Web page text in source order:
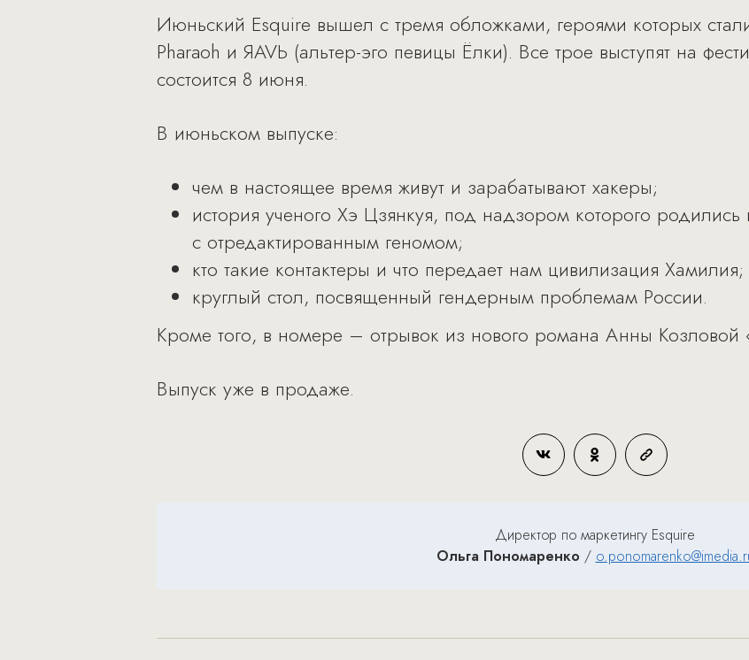
Июньский Esquire вышел с тремя обложками, героями которых
Pharaoh и ЯAVЬ (альтер-эго певицы Ёлки). Все трое выступят на
состоится 8 июня.
В июньском выпуске:
чем в настоящее время живут и зарабатывают хакеры;
история ученого Хэ Цзянкуя, под надзором которого родились
с отредактированным геномом;
кто такие контактеры и что передает нам цивилизация Хамилия;
круглый стол, посвященный гендерным проблемам России.
Кроме того, в номере – отрывок из нового романа Анны Козловой
Выпуск уже в продаже.
Директор по маркетингу Esquire
Ольга Пономаренко /